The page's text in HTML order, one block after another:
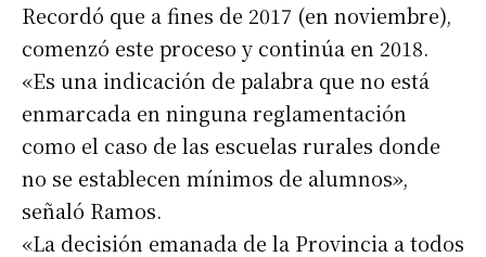
Recordó que a fines de 2017 (en noviembre),
comenzó este proceso y continúa en 2018.
«Es una indicación de palabra que no está
enmarcada en ninguna reglamentación
como el caso de las escuelas rurales donde
no se establecen mínimos de alumnos»,
señaló Ramos.
«La decisión emanada de la Provincia a todos